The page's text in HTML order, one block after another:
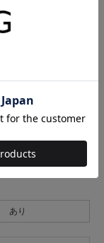
あり
あり